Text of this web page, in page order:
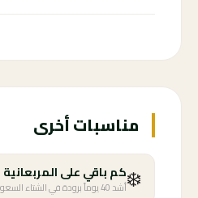
مناسبات أخرى
❄️كم باقي على المربعانية
أشد 40 يوماً برودة في الشتاء السعودي